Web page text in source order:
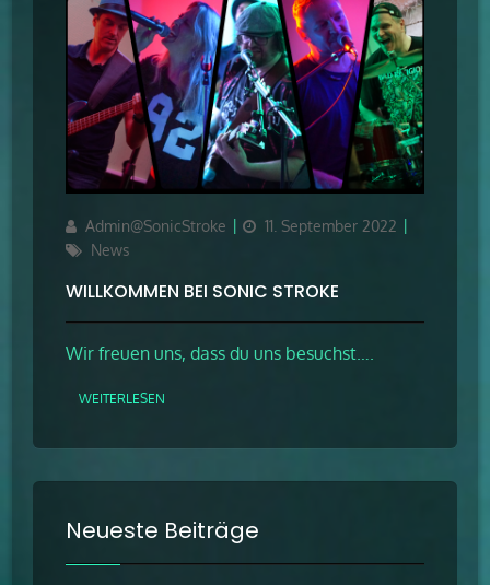
Author
Admin@SonicStroke
Updated
11. September 2022
News
WILLKOMMEN BEI SONIC STROKE
Wir freuen uns, dass du uns besuchst….
WEITERLESEN
Neueste Beiträge